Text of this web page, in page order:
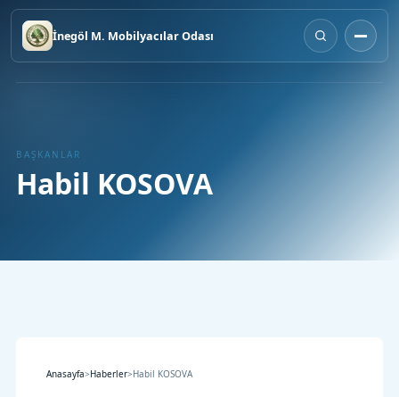
İnegöl M. Mobilyacılar Odası
BAŞKANLAR
Habil KOSOVA
Anasayfa>Haberler>Habil KOSOVA